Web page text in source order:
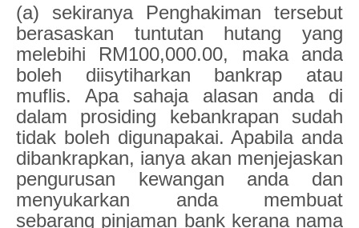
(a) sekiranya Penghakiman tersebut
berasaskan tuntutan hutang yang
melebihi RM100,000.00, maka anda
boleh diisytiharkan bankrap atau
muflis. Apa sahaja alasan anda di
dalam prosiding kebankrapan sudah
tidak boleh digunapakai. Apabila anda
dibankrapkan, ianya akan menjejaskan
pengurusan kewangan anda dan
menyukarkan anda membuat
sebarang pinjaman bank kerana nama